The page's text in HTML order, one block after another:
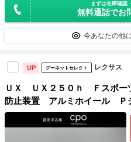
まずは在庫確認
無料通話でお
今あなたの他
UP グーネットセレクト レクサス
ＵＸ ＵＸ２５０ｈ Ｆスポ
防止装置 アルミホイール
ナー ＬＥＤライト ＥＴＣ
ヤー接続可 ＡＳＣ メモリ